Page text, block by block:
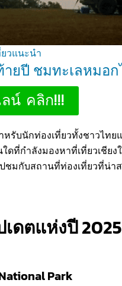
วแนะนำ
ายปี ชมทะเลหมอ
น์ คลิก!!!
รับนักท่องเที่ยวทั้งชาวไทย
ที่กำลังมองหาที่เที่ยวเชีย
ชมกับสถานที่ท่องเที่ยวที่น่าส
ดตแห่งปี 2025
Park